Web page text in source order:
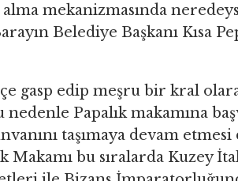
mekanizmasında
Belediye Başkanı Kısa
gasp edip meşru bir kral
Papalık makamına
taşımaya devam
Makamı bu sıralarda Kuzey